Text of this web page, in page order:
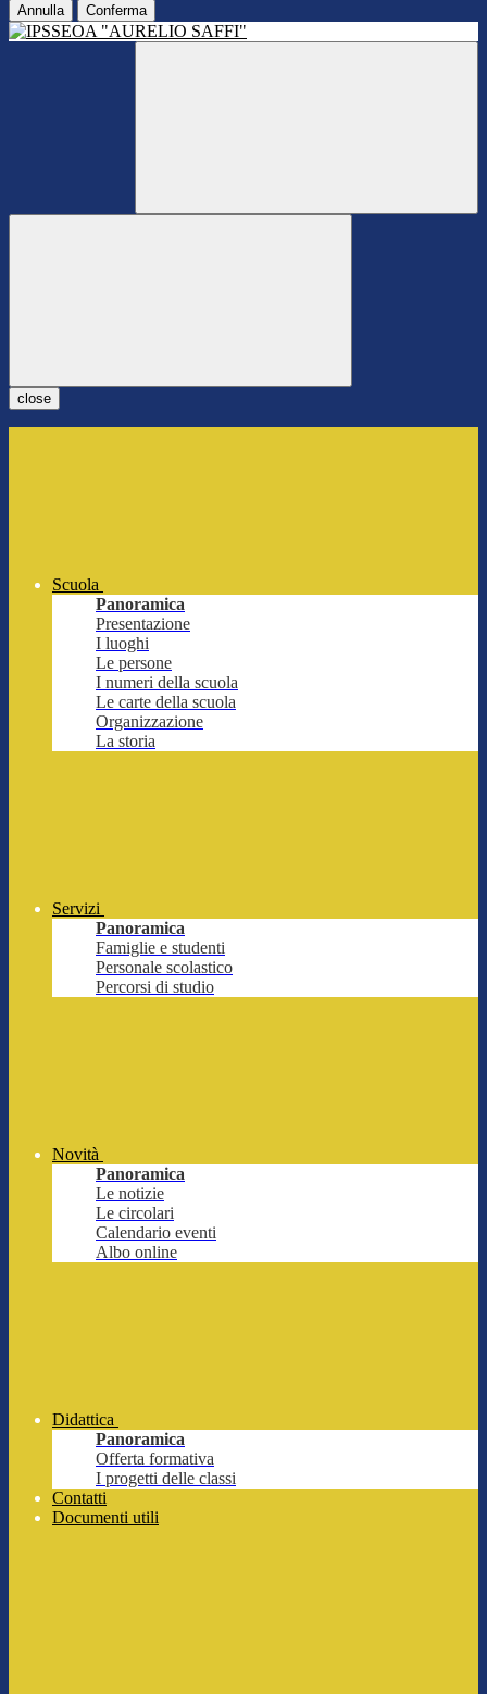
Annulla Conferma
close
Scuola
Panoramica
Presentazione
I luoghi
Le persone
I numeri della scuola
Le carte della scuola
Organizzazione
La storia
Servizi
Panoramica
Famiglie e studenti
Personale scolastico
Percorsi di studio
Novità
Panoramica
Le notizie
Le circolari
Calendario eventi
Albo online
Didattica
Panoramica
Offerta formativa
I progetti delle classi
Contatti
Documenti utili